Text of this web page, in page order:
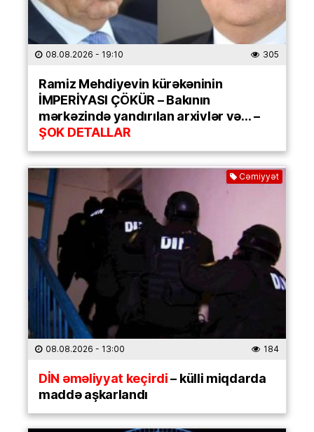
08.08.2026 - 19:10 305
Ramiz Mehdiyevin kürəkəninin
İMPERİYASI ÇÖKÜR – Bakının
mərkəzində yandırılan arxivlər və… –
ŞOK DETALLAR
Cəmiyyət
08.08.2026 - 13:00 184
DİN əməliyyat keçirdi– külli miqdarda
maddə aşkarlandı